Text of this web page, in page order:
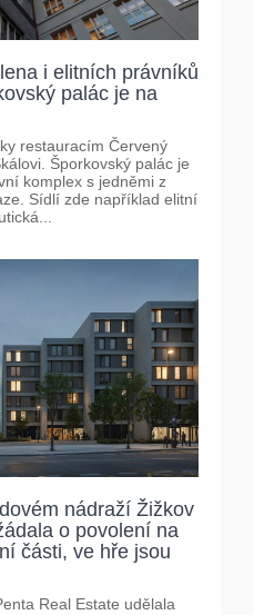
i elitních právníků
palác je na
restauracím Červený
Šporkovský palác je
komplex s jedněmi z
Sídlí zde například elitní
nádraží Žižkov
o povolení na
části, ve hře jsou
Real Estate udělala